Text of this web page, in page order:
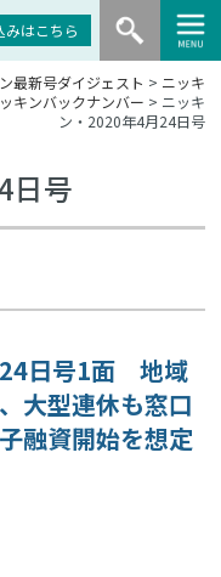
みはこちら
最新号ダイジェスト > ニッキ
キンバックナンバー > ニッキ
ン・2020年4月24日号
日号
日号1面 地域
大型連休も窓口
融資開始を想定